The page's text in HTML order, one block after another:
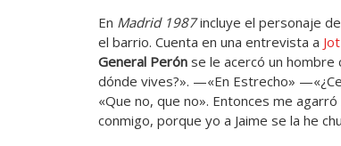
En Madrid 1987incluye el personaje
el barrio. Cuenta en una entrevista a
General Perón se le acercó un hombre
dónde vives?». —«En Estrecho»
«Que no, que no». Entonces me
conmigo, porque yo a Jaime se la he